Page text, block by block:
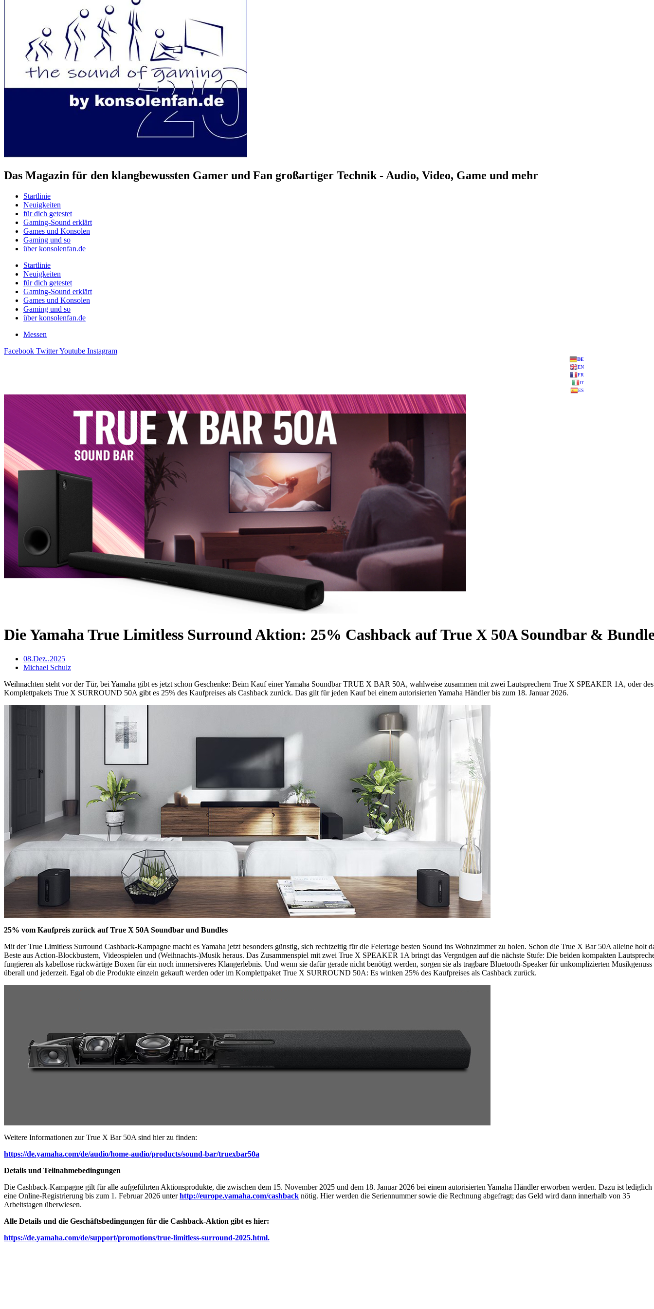
Das Magazin für den klangbewussten Gamer und Fan großartiger Technik - Audio, Video, Game und mehr
Startlinie
Neuigkeiten
für dich getestet
Gaming-Sound erklärt
Games und Konsolen
Gaming und so
über konsolenfan.de
Startlinie
Neuigkeiten
für dich getestet
Gaming-Sound erklärt
Games und Konsolen
Gaming und so
über konsolenfan.de
Messen
Facebook TwitterYoutube Instagram
DE
EN
FR
IT
ES
Die Yamaha True Limitless Surround Aktion: 25% Cashback auf True X 50A Soundbar &
08.Dez..2025
Michael Schulz
Weihnachten steht vor der Tür, bei Yamaha gibt es jetzt schon Geschenke: Beim Kauf einer Yamaha Soundbar TRUE X BAR 50A, wahlweise zusammen mit zwei Lautsprechern True X SPEAKER 1A, oder des
Komplettpakets True X SURROUND 50A gibt es 25% des Kaufpreises als Cashback zurück. Das gilt für jeden Kauf bei einem autorisierten Yamaha Händler bis zum 18. Januar 2026.
25% vom Kaufpreis zurück auf True X 50A Soundbar und Bundles
Mit der True Limitless Surround Cashback-Kampagne macht es Yamaha jetzt besonders günstig, sich rechtzeitig für die Feiertage besten Sound ins Wohnzimmer zu holen. Schon die True X Bar 50A alleine holt
Beste aus Action-Blockbustern, Videospielen und (Weihnachts-)Musik heraus. Das Zusammenspiel mit zwei True X SPEAKER 1A bringt das Vergnügen auf die nächste Stufe: Die beiden kompakten
fungieren als kabellose rückwärtige Boxen für ein noch immersiveres Klangerlebnis. Und wenn sie dafür gerade nicht benötigt werden, sorgen sie als tragbare Bluetooth-Speaker für unkomplizierten Musikgenuss
überall und jederzeit. Egal ob die Produkte einzeln gekauft werden oder im Komplettpaket True X SURROUND 50A: Es winken 25% des Kaufpreises als Cashback zurück.
Weitere Informationen zur True X Bar 50A sind hier zu finden:
https://de.yamaha.com/de/audio/home-audio/products/sound-bar/truexbar50a
Details und Teilnahmebedingungen
Die Cashback-Kampagne gilt für alle aufgeführten Aktionsprodukte, die zwischen dem 15. November 2025 und dem 18. Januar 2026 bei einem autorisierten Yamaha Händler erworben werden. Dazu ist lediglich
eine Online-Registrierung bis zum 1. Februar 2026 unterhttp://europe.yamaha.com/cashback nötig. Hier werden die Seriennummer sowie die Rechnung abgefragt; das Geld wird dann innerhalb von 35
Arbeitstagen überwiesen.
Alle Details und die Geschäftsbedingungen für die Cashback-Aktion gibt es hier:
https://de.yamaha.com/de/support/promotions/true-limitless-surround-2025.html.